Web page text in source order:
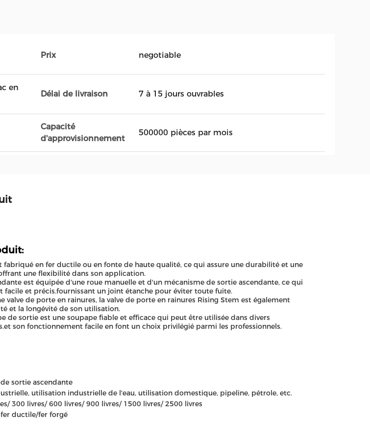
Prix negotiable
en
Délai de livraison 7 à 15 jours ouvrables
Capacité
d'approvisionnement
500000 pièces par mois
fabriqué en fer ductile ou en fonte de haute qualité, ce qui assure une durabilité et une
une flexibilité dans son application.
est équipée d'une roue manuelle et d'un mécanisme de sortie ascendante, ce qui
et précis.fournissant un joint étanche pour éviter toute fuite.
valve de porte en rainures, la valve de porte en rainures Rising Stem est également
et la longévité de son utilisation.
de sortie est une soupape fiable et efficace qui peut être utilisée dans divers
son fonctionnement facile en font un choix privilégié parmi les professionnels.
sortie ascendante
utilisation industrielle de l'eau, utilisation domestique, pipeline, pétrole, etc.
300 livres/ 600 livres/ 900 livres/ 1500 livres/ 2500 livres
fer ductile/fer forgé